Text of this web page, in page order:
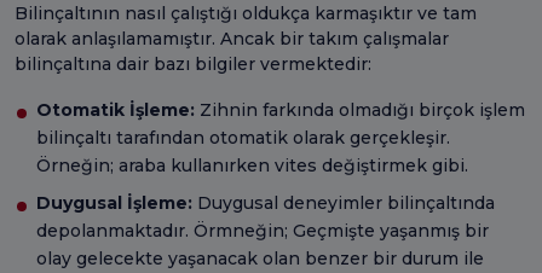
Bilinçaltının nasıl çalıştığı oldukça karmaşıktır ve tam
olarak anlaşılamamıştır. Ancak bir takım çalışmalar
bilinçaltına dair bazı bilgiler vermektedir:
Otomatik İşleme: Zihnin farkında olmadığı birçok işlem
bilinçaltı tarafından otomatik olarak gerçekleşir.
Örneğin; araba kullanırken vites değiştirmek gibi.
Duygusal İşleme: Duygusal deneyimler bilinçaltında
depolanmaktadır. Örmneğin; Geçmişte yaşanmış bir
olay gelecekte yaşanacak olan benzer bir durum ile